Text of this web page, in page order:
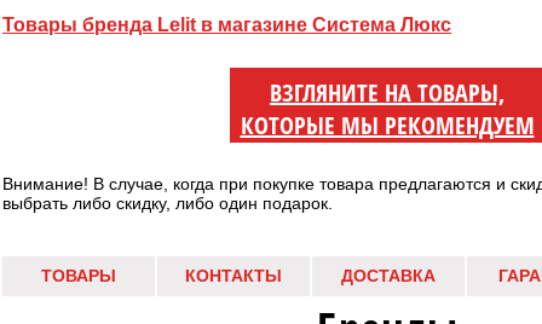
Товары бренда Lelit в магазине Система Люкс
ВЗГЛЯНИТЕ НА ТОВАРЫ,
КОТОРЫЕ МЫ РЕКОМЕНДУЕМ
Внимание! В случае, когда при покупке товара предлагаются и
выбрать либо скидку, либо один подарок.
ТОВАРЫ КОНТАКТЫ ДОСТАВКА